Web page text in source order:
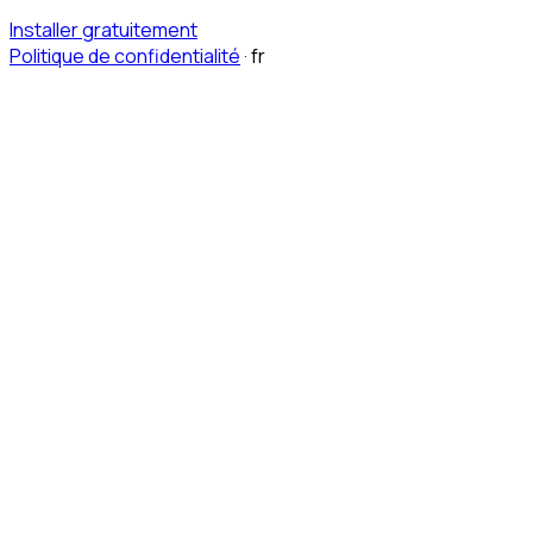
Installer gratuitement
Politique de confidentialité·fr